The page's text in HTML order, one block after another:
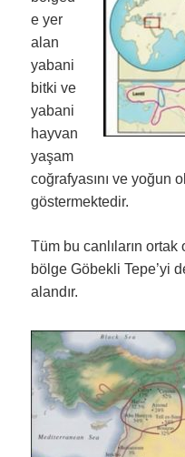
e yer
alan
yabani
bitki ve
yabani
hayvan
yaşam
coğrafyasını ve yoğun
göstermektedir.
Tüm bu canlıların
bölge Göbekli Tepe’yi
alandır.